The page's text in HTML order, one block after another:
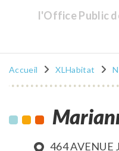
l'Office Public
Accueil XLHabitat
464 AVENUE